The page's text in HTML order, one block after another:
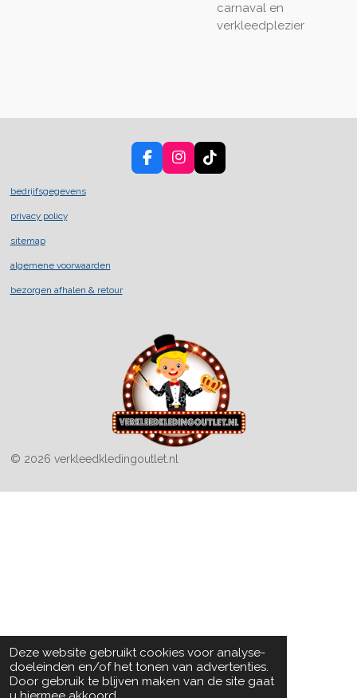
Deze website gebruikt cookies voor analyse-
doeleinden en/of het tonen van advertenties.
Door gebruik te blijven maken van de site gaat
carnaval en
verkleedplezier
F
a
I
n
T
i
bedrijfsgegevens
privacy policy
sitemap
algemene voorwaarden
bezorgen afhalen & retour
© 2026 verkleedkledingoutlet.nl